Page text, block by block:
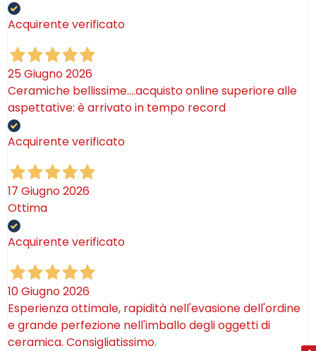
Acquirente verificato
25 Giugno 2026
Ceramiche bellissime….acquisto online superiore alle
aspettative: è arrivato in tempo record
Acquirente verificato
17 Giugno 2026
Ottima
Acquirente verificato
10 Giugno 2026
Esperienza ottimale, rapidità nell'evasione dell'ordine
e grande perfezione nell'imballo degli oggetti di
ceramica. Consigliatissimo.